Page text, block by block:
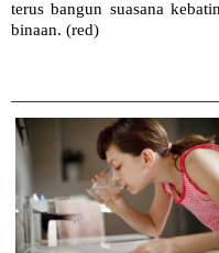
terus bangun suasana
binaan. (red)